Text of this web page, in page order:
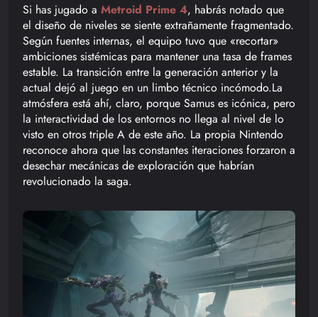
Si has jugado a Metroid Prime 4, habrás notado que
el diseño de niveles se siente extrañamente fragmentado.
Según fuentes internas, el equipo tuvo que «recortar»
ambiciones sistémicas para mantener una tasa de frames
estable. La transición entre la generación anterior y la
actual dejó al juego en un limbo técnico incómodo.La
atmósfera está ahí, claro, porque Samus es icónica, pero
la interactividad de los entornos no llega al nivel de lo
visto en otros triple A de este año. La propia Nintendo
reconoce ahora que las constantes iteraciones forzaron a
desechar mecánicas de exploración que habrían
revolucionado la saga.